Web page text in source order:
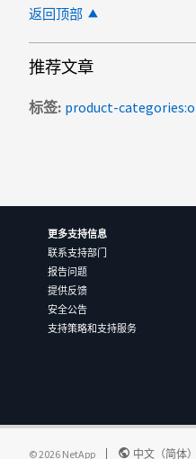
返回顶部
推荐文章
标签 product-
更多支持信息
联系支持部门
报告问题
提供反馈
安全公告
支持策略和支持服务
©2026 NetApp 中文（简体）